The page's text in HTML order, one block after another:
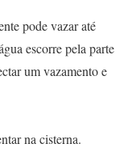
pode vazar até
escorre pela parte
um vazamento e
na cisterna.